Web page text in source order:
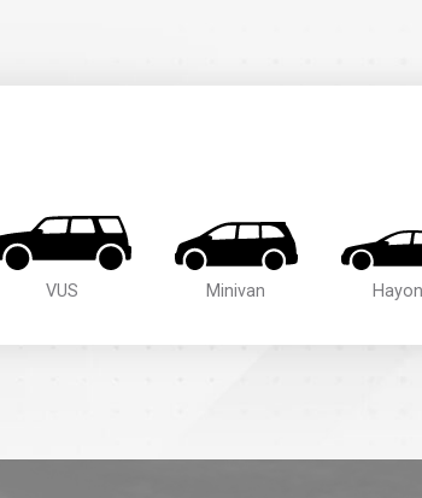
VUS Minivan Hayon